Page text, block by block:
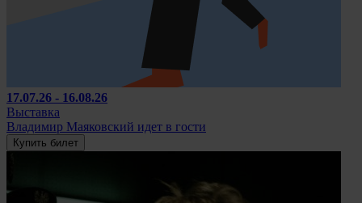
17.07.26 - 16.08.26
Выставка
Владимир Маяковский идет в гости
Купить билет